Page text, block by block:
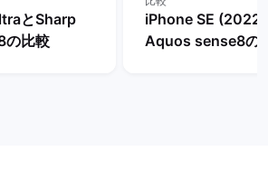
とSharp
比較
iPhone SE
Aquos sense8の